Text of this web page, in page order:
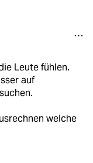
Leute fühlen.
auf
welche